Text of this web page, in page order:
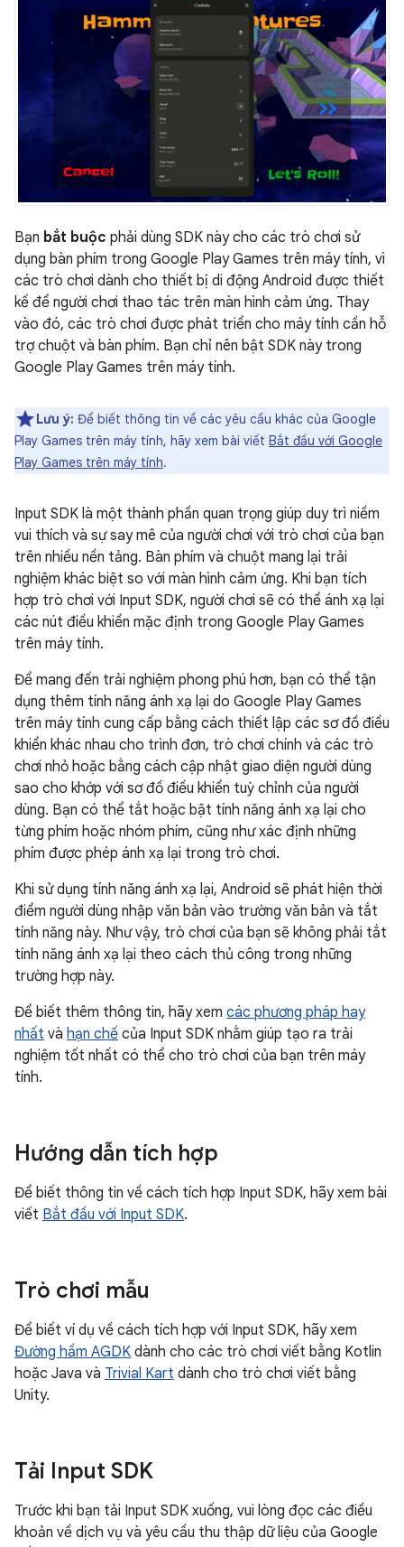
Bạn bắt buộc phải dùng SDK này cho các trò chơi sử
dụng bàn phím trong Google Play Games trên máy tính, vì
các trò chơi dành cho thiết bị di động Android được thiết
kế để người chơi thao tác trên màn hình cảm ứng. Thay
vào đó, các trò chơi được phát triển cho máy tính cần hỗ
trợ chuột và bàn phím. Bạn chỉ nên bật SDK này trong
Google Play Games trên máy tính.
Lưu ý: Để biết thông tin về các yêu cầu khác của Google
Play Games trên máy tính, hãy xem bài viết Bắt đầu với Google
Play Games trên máy tính.
Input SDK là một thành phần quan trọng giúp duy trì niềm
vui thích và sự say mê của người chơi với trò chơi của bạn
trên nhiều nền tảng. Bàn phím và chuột mang lại trải
nghiệm khác biệt so với màn hình cảm ứng. Khi bạn tích
hợp trò chơi với Input SDK, người chơi sẽ có thể ánh xạ lại
các nút điều khiển mặc định trong Google Play Games
trên máy tính.
Để mang đến trải nghiệm phong phú hơn, bạn có thể tận
dụng thêm tính năng ánh xạ lại do Google Play Games
trên máy tính cung cấp bằng cách thiết lập các sơ đồ điều
khiển khác nhau cho trình đơn, trò chơi chính và các trò
chơi nhỏ hoặc bằng cách cập nhật giao diện người dùng
sao cho khớp với sơ đồ điều khiển tuỳ chỉnh của người
dùng. Bạn có thể tắt hoặc bật tính năng ánh xạ lại cho
từng phím hoặc nhóm phím, cũng như xác định những
phím được phép ánh xạ lại trong trò chơi.
Khi sử dụng tính năng ánh xạ lại, Android sẽ phát hiện thời
điểm người dùng nhập văn bản vào trường văn bản và tắt
tính năng này. Như vậy, trò chơi của bạn sẽ không phải tắt
tính năng ánh xạ lại theo cách thủ công trong những
trường hợp này.
Để biết thêm thông tin, hãy xem các phương pháp hay
nhất và hạn chế của Input SDK nhằm giúp tạo ra trải
nghiệm tốt nhất có thể cho trò chơi của bạn trên máy
tính.
Hướng dẫn tích hợp
Để biết thông tin về cách tích hợp Input SDK, hãy xem bài
viết Bắt đầu với Input SDK.
Trò chơi mẫu
Để biết ví dụ về cách tích hợp với Input SDK, hãy xem
Đường hầm AGDK dành cho các trò chơi viết bằng Kotlin
hoặc Java và Trivial Kart dành cho trò chơi viết bằng
Unity.
Tải Input SDK
Trước khi bạn tải Input SDK xuống, vui lòng đọc các điều
khoản về dịch vụ và yêu cầu thu thập dữ liệu của Google